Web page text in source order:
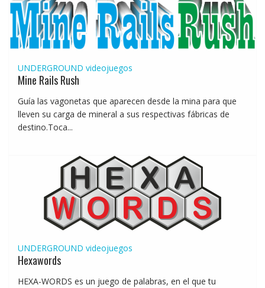
UNDERGROUND videojuegos
Mine Rails Rush
Guía las vagonetas que aparecen desde la mina para que
lleven su carga de mineral a sus respectivas fábricas de
destino.Toca...
UNDERGROUND videojuegos
Hexawords
HEXA-WORDS es un juego de palabras, en el que tu